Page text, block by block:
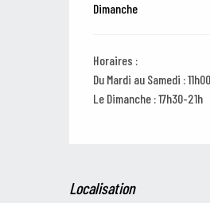
Dimanche
Horaires :
Du Mardi au Samedi :
Le Dimanche : 17h30-21h
Localisation